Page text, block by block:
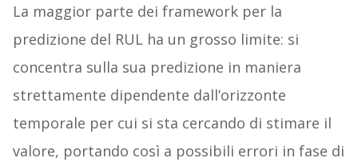
La maggior parte dei framework per la
predizione del RUL ha un grosso limite: si
concentra sulla sua predizione in maniera
strettamente dipendente dall’orizzonte
temporale per cui si sta cercando di stimare il
valore, portando così a possibili errori in fase di